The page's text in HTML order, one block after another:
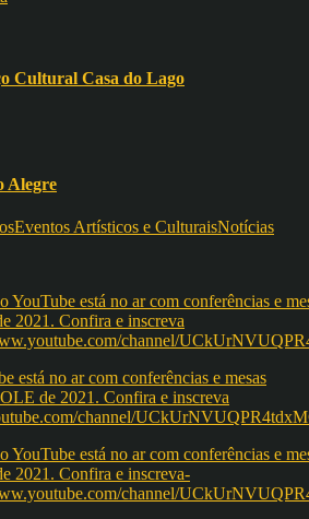
Cultural Casa do Lago
Alegre
Eventos Artísticos e CulturaisNotícias
está no ar com conferências e mesas
de 2021. Confira e inscreva
channel/